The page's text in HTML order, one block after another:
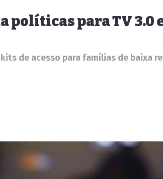
políticas para TV 3.0
de acesso para famílias de baixa